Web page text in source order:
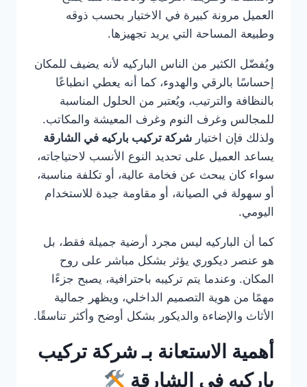
العميل مرونة كبيرة في الاختيار بحسب ذوقه
وطبيعة المساحة التي يريد تجهيزها.
ويُفضّل الكثير من الناس الباركيه لأنه يضيف للمكان
إحساسًا بالرقي والهدوء، كما أنه يعطي انطباعًا
بالنظافة والترتيب، ويُعتبر من الحلول المناسبة
للمجالس وغرف النوم وغرف المعيشة والمكاتب.
ولذلك فإن اختيار شركة تركيب باركيه في الشارقة
يساعد العميل على تحديد النوع الأنسب لاحتياجاته،
سواء كان يبحث عن فخامة عالية، أو تكلفة مناسبة،
أو سهولة في الصيانة، أو مقاومة جيدة للاستخدام
اليومي.
كما أن الباركيه ليس مجرد أرضية جميلة فقط، بل
هو عنصر ديكوري يؤثر بشكل مباشر على روح
المكان. وعندما يتم تركيبه باحترافية، يصبح جزءًا
مهمًا من هوية التصميم الداخلي، ويظهر جمالية
الأثاث والإضاءة والديكور بشكل أوضح وأكثر تناسقًا.
أهمية الاستعانة بـ شركة تركيب
باركيه في الشارقة